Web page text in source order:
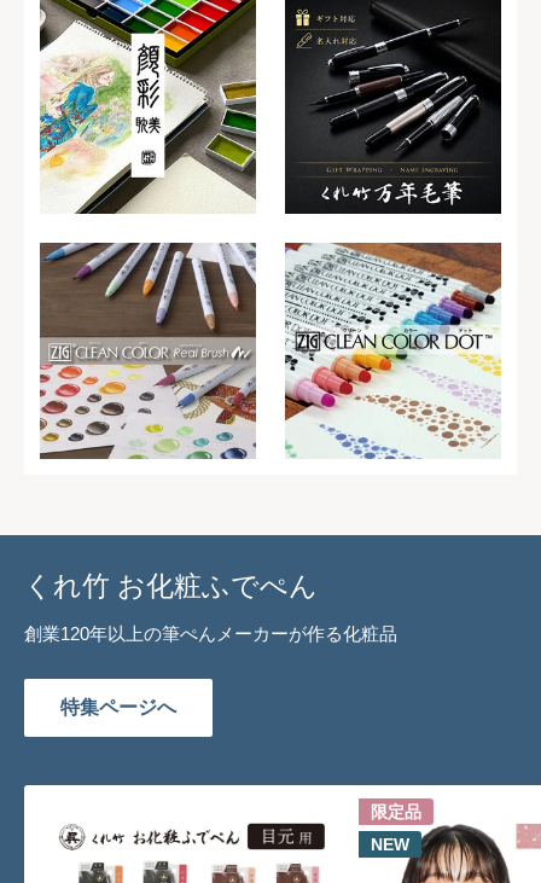
くれ竹 お化粧ふでぺん
創業120年以上の筆ぺんメーカーが作る化粧品
特集ページへ
限定品
NEW